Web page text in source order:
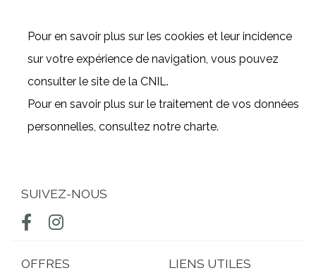
Pour en savoir plus sur les cookies et leur incidence
sur votre expérience de navigation, vous pouvez
consulter le site de la CNIL.
Pour en savoir plus sur le traitement de vos données
personnelles, consultez notre charte.
SUIVEZ-NOUS
OFFRES LIENS UTILES